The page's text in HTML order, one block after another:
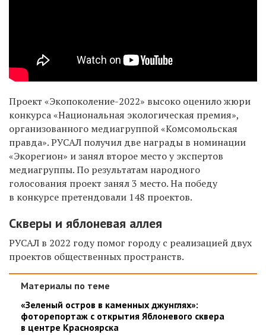
Проект «Экопоколение-2022» высоко оценило жюри
конкурса «Национальная экологическая премия»,
организованного медиагруппой «Комсомольская
правда». РУСАЛ получил две награды в номинации
«Экорегион» и занял второе место у экспертов
медиагруппы. По результатам народного
голосования проект занял 3 место. На победу
в конкурсе претендовали 148 проектов.
Скверы и яблоневая аллея
РУСАЛ в 2022 году помог городу с реализацией двух
проектов общественных пространств.
Материалы по теме
«Зеленый остров в каменных джунглях»:
фоторепортаж с открытия Яблоневого сквера
в центре Красноярска